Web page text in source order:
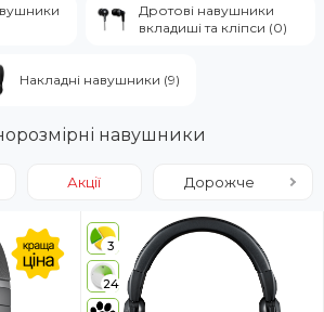
Дротові навушники
вкладиші та кліпси (0)
Накладні навушники (9)
навушники
Акції Дорожче
3
24